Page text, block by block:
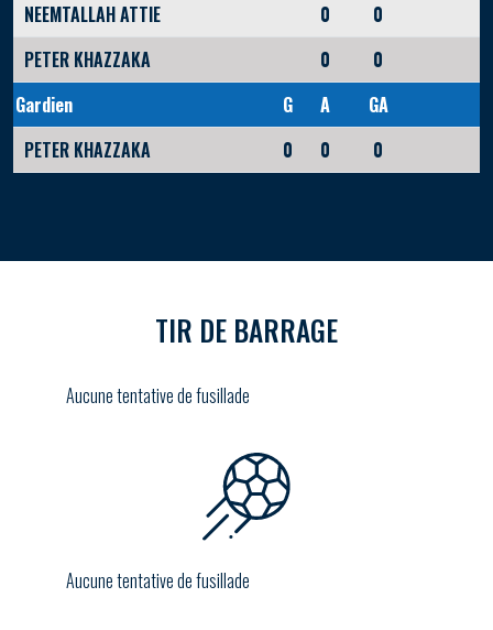
NEEMTALLAH ATTIE
0
0
PETER KHAZZAKA
0
0
Gardien
G A
GA
PETER KHAZZAKA
0 0 0
TIR DE BARRAGE
Aucune tentative de fusillade
Aucune tentative de fusillade